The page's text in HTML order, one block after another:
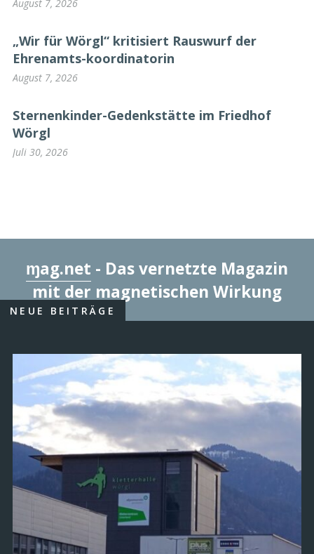
August 7, 2026
„Wir für Wörgl“ kritisiert Rauswurf der
Ehrenamts-koordinatorin
August 7, 2026
Sternenkinder-Gedenkstätte im Friedhof
Wörgl
Juli 30, 2026
ɱag.net - Das vernetzte Magazin
mit der magnetischen Wirkung
NEUE BEITRÄGE